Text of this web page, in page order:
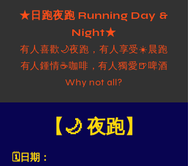
★日跑夜跑 Running Day &
Night★
有人喜歡🌙夜跑，有人享受☀️晨跑
有人鍾情☕️咖啡，有人獨愛🍺啤酒
Why not all?
【 🌙 夜跑】
🗓日期：